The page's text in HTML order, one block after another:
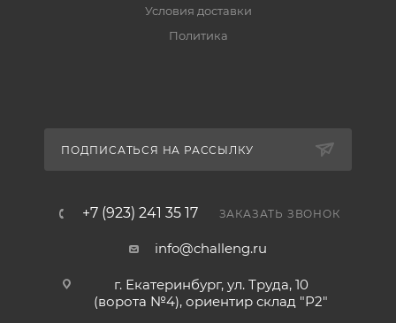
Условия доставки
Политика
ПОДПИСАТЬСЯ НА РАССЫЛКУ
+7 (923) 241 35 17 ЗАКАЗАТЬ ЗВОНОК
info@challeng.ru
г. Екатеринбург, ул. Труда, 10
(ворота №4), ориентир склад "Р2"